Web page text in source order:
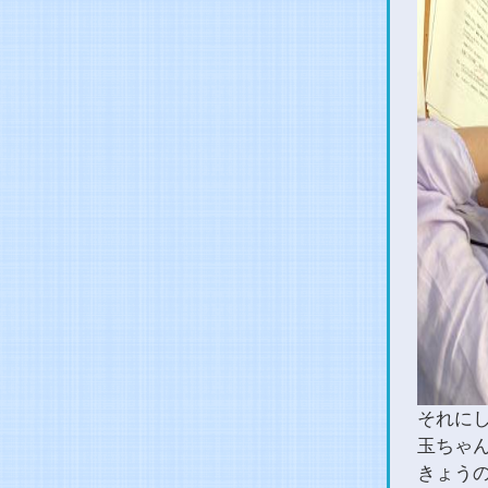
それに
玉ちゃ
きょう